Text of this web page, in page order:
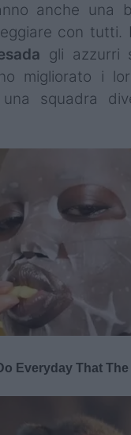
anche una
con tutti.
gli azzurri
migliorato i
squadra